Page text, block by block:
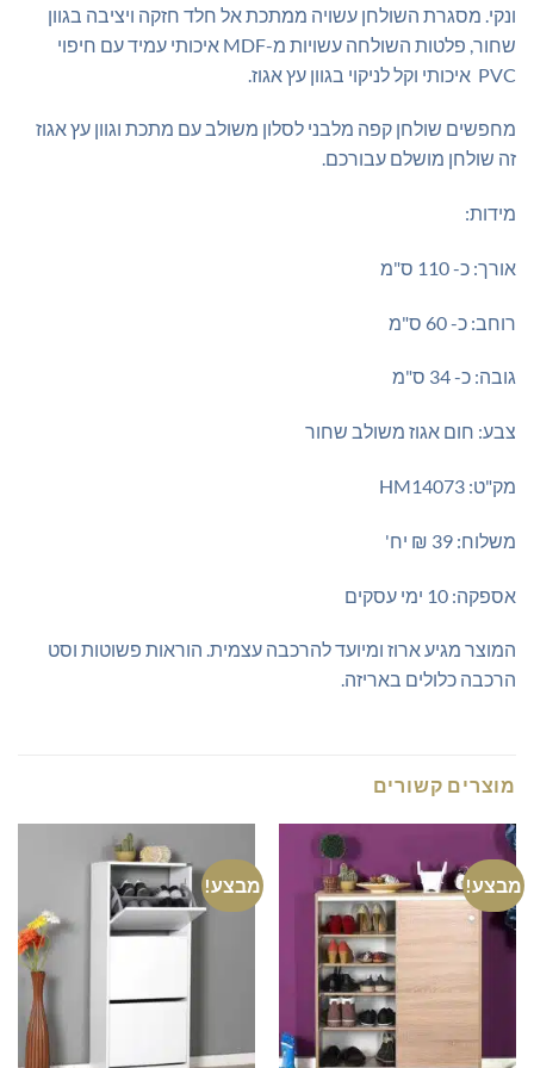
ונקי. מסגרת השולחן עשויה ממתכת אל חלד חזקה ויציבה בגוון
שחור, פלטות השולחה עשויות מ-MDF איכותי עמיד עם חיפוי
PVC איכותי וקל לניקוי בגוון עץ אגוז.
מחפשים שולחן קפה מלבני לסלון משולב עם מתכת וגוון עץ אגוז
זה שולחן מושלם עבורכם.
מידות:
אורך: כ- 110 ס"מ
רוחב: כ- 60 ס"מ
גובה: כ- 34 ס"מ
צבע: חום אגוז משולב שחור
מק"ט: HM14073
משלוח: 39 ₪ יח'
אספקה: 10 ימי עסקים
המוצר מגיע ארוז ומיועד להרכבה עצמית. הוראות פשוטות וסט
הרכבה כלולים באריזה.
מוצרים קשורים
מבצע! מבצע!